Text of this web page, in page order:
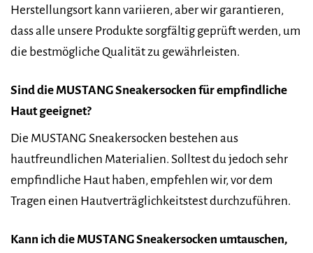
Herstellungsort kann variieren, aber wir garantieren,
dass alle unsere Produkte sorgfältig geprüft werden, um
die bestmögliche Qualität zu gewährleisten.
Sind die MUSTANG Sneakersocken für empfindliche
Haut geeignet?
Die MUSTANG Sneakersocken bestehen aus
hautfreundlichen Materialien. Solltest du jedoch sehr
empfindliche Haut haben, empfehlen wir, vor dem
Tragen einen Hautverträglichkeitstest durchzuführen.
Kann ich die MUSTANG Sneakersocken umtauschen,